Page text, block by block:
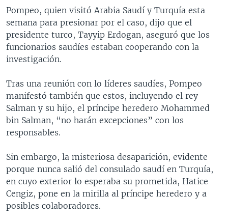
Pompeo, quien visitó Arabia Saudí y Turquía esta
semana para presionar por el caso, dijo que el
presidente turco, Tayyip Erdogan, aseguró que los
funcionarios saudíes estaban cooperando con la
investigación.
Tras una reunión con lo líderes saudíes, Pompeo
manifestó también que estos, incluyendo el rey
Salman y su hijo, el príncipe heredero Mohammed
bin Salman, “no harán excepciones” con los
responsables.
Sin embargo, la misteriosa desaparición, evidente
porque nunca salió del consulado saudí en Turquía,
en cuyo exterior lo esperaba su prometida, Hatice
Cengiz, pone en la mirilla al príncipe heredero y a
posibles colaboradores.